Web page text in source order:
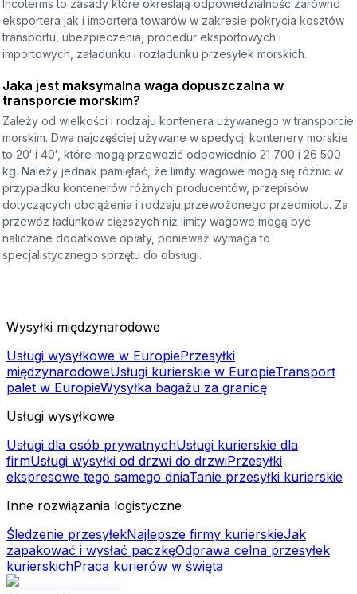
Incoterms to zasady które określają odpowiedzialność zarówno
eksportera jak i importera towarów w zakresie pokrycia kosztów
transportu, ubezpieczenia, procedur eksportowych i
importowych, załadunku i rozładunku przesyłek morskich.
Jaka jest maksymalna waga dopuszczalna w
transporcie morskim?
Zależy od wielkości i rodzaju kontenera używanego w transporcie
morskim. Dwa najczęściej używane w spedycji kontenery morskie
to 20′ i 40′, które mogą przewozić odpowiednio 21 700 i 26 500
kg. Należy jednak pamiętać, że limity wagowe mogą się różnić w
przypadku kontenerów różnych producentów, przepisów
dotyczących obciążenia i rodzaju przewożonego przedmiotu. Za
przewóz ładunków cięższych niż limity wagowe mogą być
naliczane dodatkowe opłaty, ponieważ wymaga to
specjalistycznego sprzętu do obsługi.
Wysyłki międzynarodowe
Usługi wysyłkowe w EuropiePrzesyłki
międzynarodoweUsługi kurierskie w EuropieTransport
palet w EuropieWysyłka bagażu za granicę
Usługi wysyłkowe
Usługi dla osób prywatnychUsługi kurierskie dla
firmUsługi wysyłki od drzwi do drzwiPrzesyłki
ekspresowe tego samego dniaTanie przesyłki kurierskie
Inne rozwiązania logistyczne
Śledzenie przesyłekNajlepsze firmy kurierskieJak
zapakować i wysłać paczkęOdprawa celna przesyłek
kurierskichPraca kurierów w święta